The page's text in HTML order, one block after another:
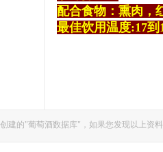
配合食物：熏肉，
最佳饮用温度:17到
建的"葡萄酒数据库"，如果您发现以上资